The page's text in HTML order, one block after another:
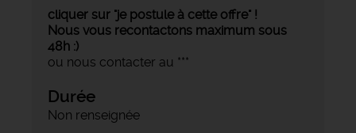
cliquer sur "je postule à cette offre" !
Nous vous recontactons maximum sous
48h :)
ou nous contacter au ***
Durée
Non renseignée